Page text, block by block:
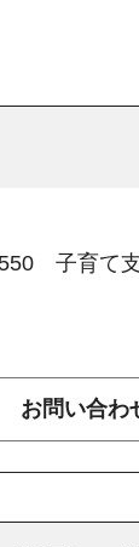
子育て